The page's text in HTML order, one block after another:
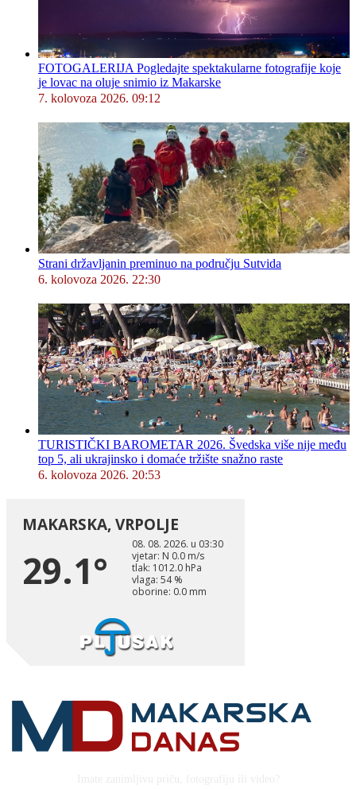
FOTOGALERIJA Pogledajte spektakularne fotografije koje
je lovac na oluje snimio iz Makarske
7. kolovoza 2026. 09:12
Strani državljanin preminuo na području Sutvida
6. kolovoza 2026. 22:30
TURISTIČKI BAROMETAR 2026. Švedska više nije među
top 5, ali ukrajinsko i domaće tržište snažno raste
6. kolovoza 2026. 20:53